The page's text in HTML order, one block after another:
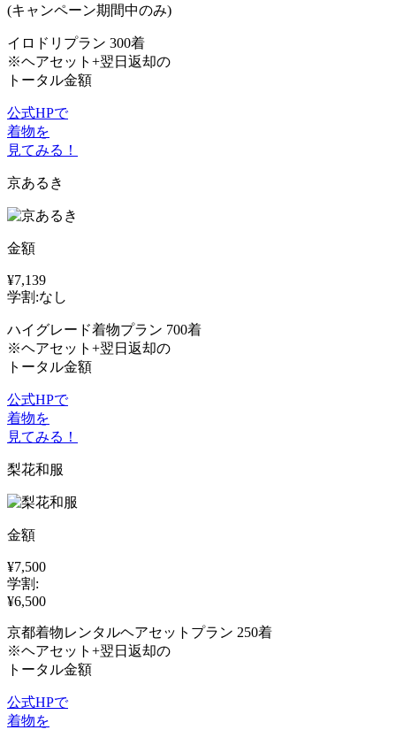
(キャンペーン期間中のみ)
イロドリプラン 300着
※ヘアセット+翌日返却の
トータル金額
公式HPで
着物を
見てみる！
京あるき
金額
¥7,139
学割:なし
ハイグレード着物プラン 700着
※ヘアセット+翌日返却の
トータル金額
公式HPで
着物を
見てみる！
梨花和服
金額
¥7,500
学割:
¥6,500
京都着物レンタルヘアセットプラン 250着
※ヘアセット+翌日返却の
トータル金額
公式HPで
着物を